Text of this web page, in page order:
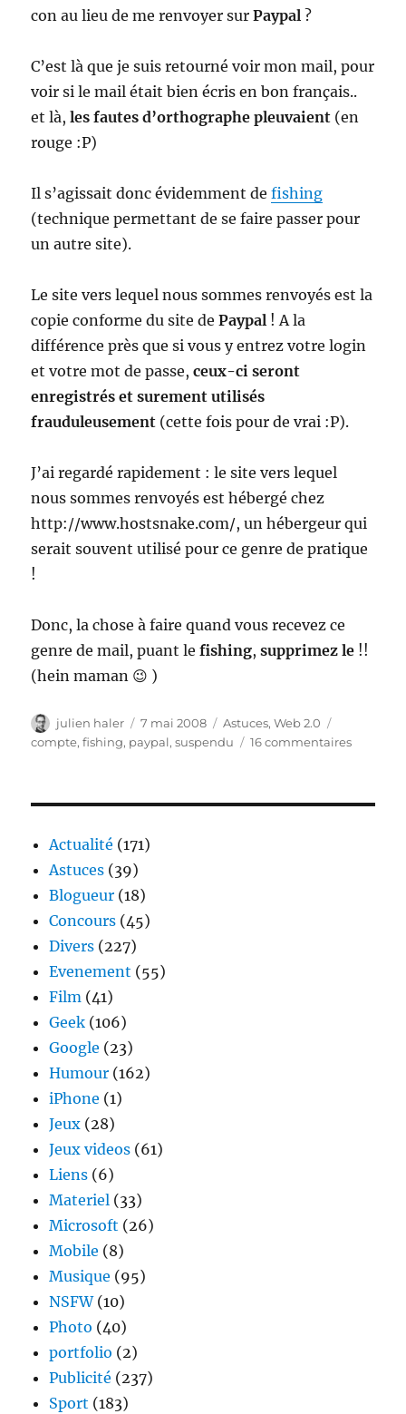
con au lieu de me renvoyer surPaypal ?
C’est là que je suis retourné voir mon mail, pour
voir si le mail était bien écris en bon français..
et là,les fautes d’orthographe pleuvaient (en
rouge :P)
Il s’agissait donc évidemment defishing
(technique permettant de se faire passer pour
un autre site).
Le site vers lequel nous sommes renvoyés est la
copie conforme du site dePaypal ! A la
différence près que si vous y entrez votre login
et votre mot de passe,ceux-ci seront
enregistrés et surement utilisés
frauduleusement (cette fois pour de vrai :P).
J’ai regardé rapidement : le site vers lequel
nous sommes renvoyés est hébergé chez
http://www.hostsnake.com/, un hébergeur qui
serait souvent utilisé pour ce genre de pratique
!
Donc, la chose à faire quand vous recevez ce
genre de mail, puant lefishing,supprimez le !!
(hein maman 😉 )
Auteur
julien haler
Publié
le
7 mai 2008 Catégories
Astuces,Web 2.0
compte,fishing, paypal,suspendu 16 commentairessur
Actualité (171)
Astuces (39)
Blogueur (18)
Concours (45)
Divers (227)
Evenement (55)
Film (41)
Geek (106)
Google (23)
Humour (162)
iPhone (1)
Jeux (28)
Jeux videos (61)
Liens (6)
Materiel (33)
Microsoft (26)
Mobile (8)
Musique (95)
NSFW(10)
Photo (40)
portfolio (2)
Publicité (237)
Sport (183)